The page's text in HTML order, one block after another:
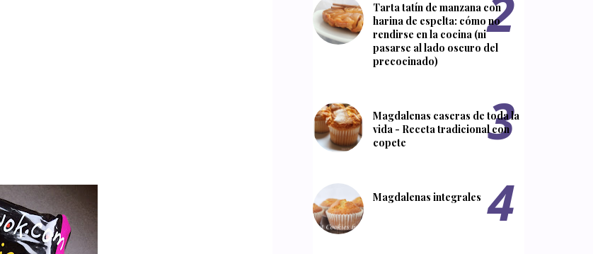
Tarta tatín de manzana con
harina de espelta: cómo no
rendirse en la cocina (ni
pasarse al lado oscuro del
precocinado)
Magdalenas caseras de toda la
vida - Receta tradicional con
copete
Magdalenas integrales